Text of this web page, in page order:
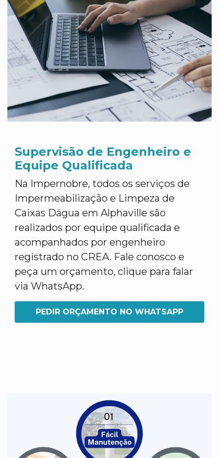
Supervisão de Engenheiro e
Equipe Qualificada
Na Impernobre, todos os serviços de
Impermeabilização e Limpeza de
Caixas Dágua em Alphaville são
realizados por equipe qualificada e
acompanhados por engenheiro
registrado no CREA. Fale conosco e
peça um orçamento, clique para falar
via WhatsApp.
PEDIR ORÇAMENTO NO WHATSAPP